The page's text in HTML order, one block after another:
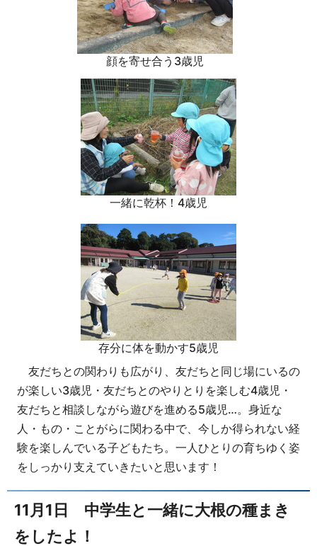
顔を寄せ合う3歳児
一緒に乾杯！4歳児
存分に体を動かす5歳児
友だちとの関わりも広がり、友だちと同じ場にいるの
が楽しい3歳児・友だちとのやりとりを楽しむ4歳児・
友だちと相談しながら遊びを進める5歳児…。身近な
人・もの・ことがらに関わる中で、今しか得られない経
験を楽しんでいる子どもたち。一人ひとりの育ちゆく姿
をしっかり支えていきたいと思います！
11月1日 中学生と一緒に大根の種まき
をしたよ！